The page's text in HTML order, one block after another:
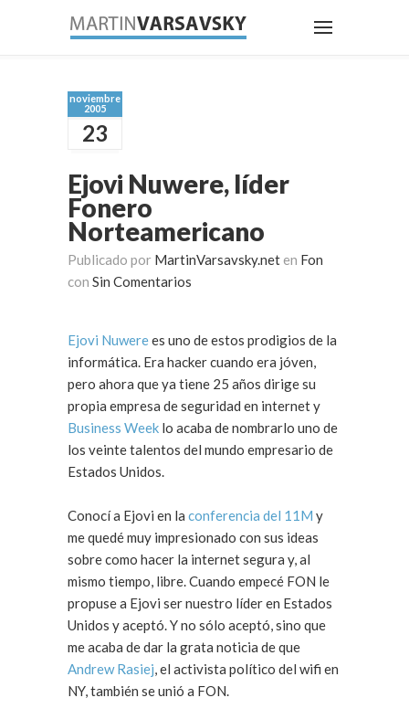
noviembre
2005
23
Ejovi Nuwere, líder
Fonero
Norteamericano
Publicado por MartinVarsavsky.net en Fon
con Sin Comentarios
Ejovi Nuwerees uno de estos prodigios de la
informática. Era hacker cuando era jóven,
pero ahora que ya tiene 25 años dirige su
propia empresa de seguridad en internet y
Business Week lo acaba de nombrarlo uno de
los veinte talentos del mundo empresario de
Estados Unidos.
Conocí a Ejovi en la conferencia del 11M y
me quedé muy impresionado con sus ideas
sobre como hacer la internet segura y, al
mismo tiempo, libre. Cuando empecé FON le
propuse a Ejovi ser nuestro líder en Estados
Unidos y aceptó. Y no sólo aceptó, sino que
me acaba de dar la grata noticia de que
Andrew Rasiej, el activista político del wifi en
NY, también se unió a FON.